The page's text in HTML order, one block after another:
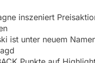
inszeniert
ist unter neuem